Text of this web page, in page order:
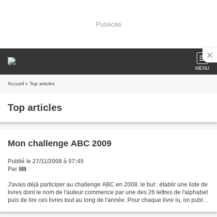
Publicité
MENU
Accueil » Top articles
Top articles
Mon challenge ABC 2009
Publié le 27/11/2008 à 07:45
Par lilli
J'avais déjà participer au challenge ABC en 2008. le but : établir une liste de
livres dont le nom de l'auteur commence par une des 26 lettres de l'alphabet
puis de lire ces livres tout au long de l'année. Pour chaque livre lu, on publie